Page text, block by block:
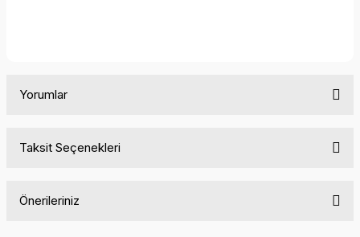
Yorumlar
Taksit Seçenekleri
Önerileriniz